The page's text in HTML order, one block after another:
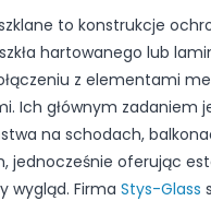
to konstrukcje
hartowanego lub
z elementami
Ich głównym zadaniem
na schodach,
jednocześnie oferując
wygląd. Firma Stys-Glass